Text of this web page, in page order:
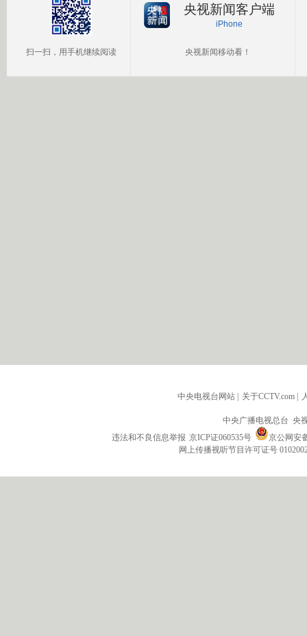
扫一扫，用手机继续阅读
央视新闻客户端
iPhone
央视新闻移动看！
中央电视台网站 | 关于CCTV.com |
中央广播电视总台 央
违法和不良信息举报 京ICP证060535号
京公网安
网上传播视听节目许可证号